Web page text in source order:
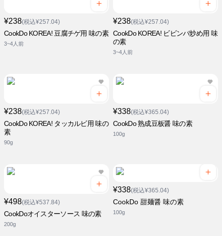
¥238(税込¥257.04)
CookDo KOREA! 豆腐チゲ用 味の素
3~4人前
¥238(税込¥257.04)
CookDo KOREA! ビビンバ炒め用 味
の素
3~4人前
¥238(税込¥257.04)
CookDo KOREA! タッカルビ用 味の
素
90g
¥338(税込¥365.04)
CookDo 熟成豆板醤 味の素
100g
¥498(税込¥537.84)
CookDoオイスターソース 味の素
200g
¥338(税込¥365.04)
CookDo 甜麺醤 味の素
100g